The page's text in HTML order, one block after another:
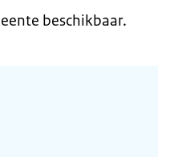
beschikbaar.